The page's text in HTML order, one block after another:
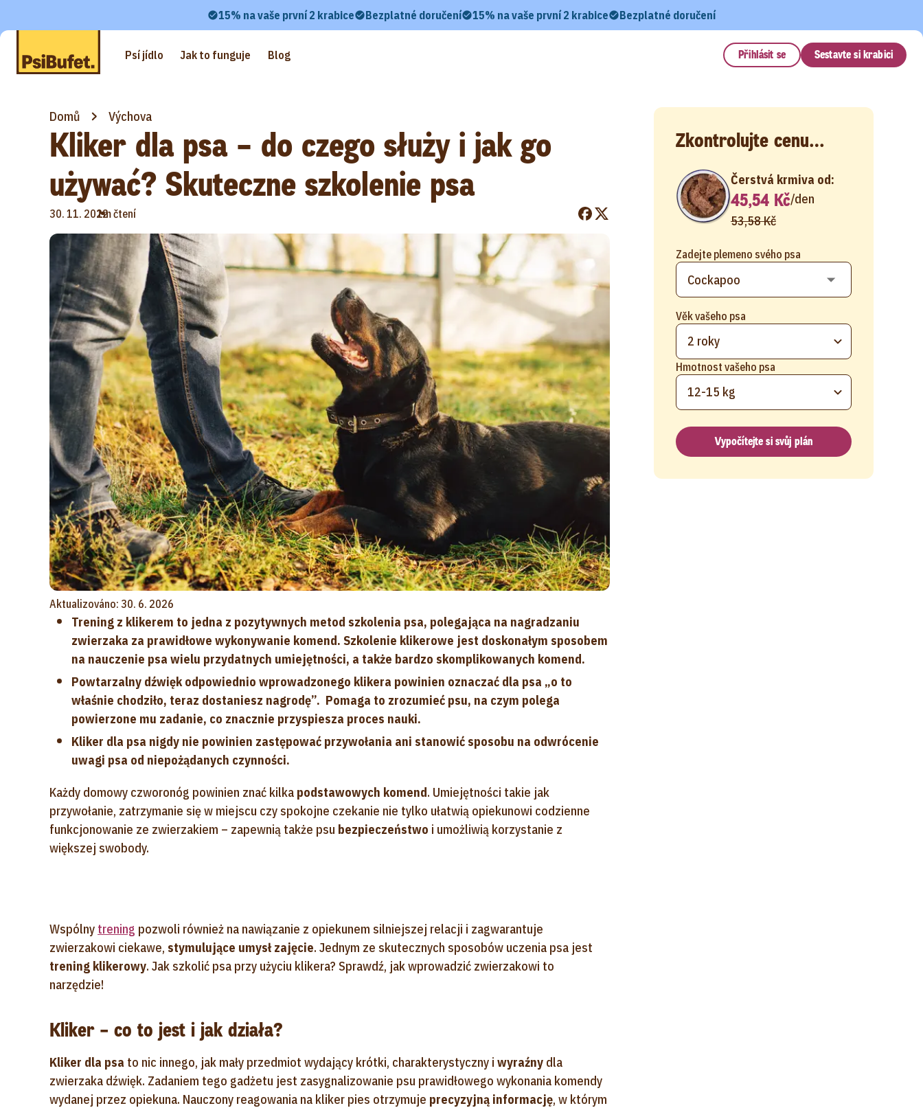
15% na vaše první 2 krabice Bezplatné doručení 15% na vaše první 2 krabice Bezplatné doručení
Psí jídlo Jak to funguje Blog Přihlásit se Sestavte si krabici
Domů Výchova
Kliker dla psa – do czego służy i jak go
używać? Skuteczne szkolenie psa
30. 11. 2022
•
1m čtení
Aktualizováno: 30. 6. 2026
Trening z klikerem to jedna z pozytywnych metod szkolenia psa, polegająca na nagradzaniu
zwierzaka za prawidłowe wykonywanie komend. Szkolenie klikerowe jest doskonałym sposobem
na nauczenie psa wielu przydatnych umiejętności, a także bardzo skomplikowanych komend.
Powtarzalny dźwięk odpowiednio wprowadzonego klikera powinien oznaczać dla psa „o to
właśnie chodziło, teraz dostaniesz nagrodę”. Pomaga to zrozumieć psu, na czym polega
powierzone mu zadanie, co znacznie przyspiesza proces nauki.
Kliker dla psa nigdy nie powinien zastępować przywołania ani stanowić sposobu na odwrócenie
uwagi psa od niepożądanych czynności.
Każdy domowy czworonóg powinien znać kilka podstawowych komend. Umiejętności takie jak
przywołanie, zatrzymanie się w miejscu czy spokojne czekanie nie tylko ułatwią opiekunowi codzienne
funkcjonowanie ze zwierzakiem – zapewnią także psu bezpieczeństwo i umożliwią korzystanie z
większej swobody.
Wspólny trening pozwoli również na nawiązanie z opiekunem silniejszej relacji i zagwarantuje
zwierzakowi ciekawe, stymulujące umysł zajęcie. Jednym ze skutecznych sposobów uczenia psa jest
trening klikerowy. Jak szkolić psa przy użyciu klikera? Sprawdź, jak wprowadzić zwierzakowi to
narzędzie!
Kliker – co to jest i jak działa?
Kliker dla psa to nic innego, jak mały przedmiot wydający krótki, charakterystyczny i wyraźny dla
zwierzaka dźwięk. Zadaniem tego gadżetu jest zasygnalizowanie psu prawidłowego wykonania komendy
wydanej przez opiekuna. Nauczony reagowania na kliker pies otrzymuje precyzyjną informację, w którym
Zkontrolujte cenu…
Zadejte plemeno svého psa
Věk vašeho psa
2 roky
Hmotnost vašeho psa
12-15 kg
Čerstvá krmiva od:
45,54 Kč/den
53,58 Kč
Vypočítejte si svůj plán